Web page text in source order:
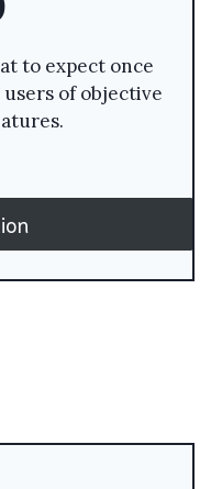
to expect once
of objective